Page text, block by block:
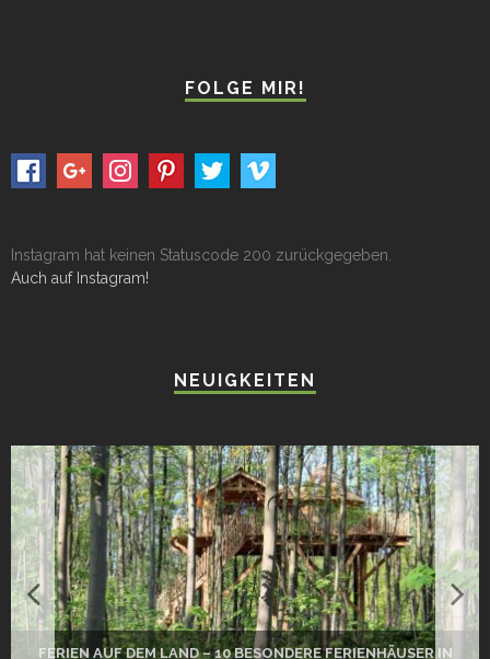
FOLGE MIR!
Instagram hat keinen Statuscode 200 zurückgegeben.
Auch auf Instagram!
NEUIGKEITEN
FERIEN AUF DEM LAND – 10 BESONDERE FERIENHÄUSER IN